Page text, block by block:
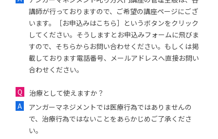
講師が行っておりますので、ご希望の講座ページにござ
います。［お申込みはこちら］というボタンをクリック
してください。そうしますとお申込みフォームに飛びま
すので、そちらからお問い合わせください。もしくは掲
載しております電話番号、メールアドレスへ直接お問い
合わせください。
治療として使えますか？
アンガーマネジメントでは医療行為ではありませんの
で、治療行為ではないことをあらかじめご了承くださ
い。